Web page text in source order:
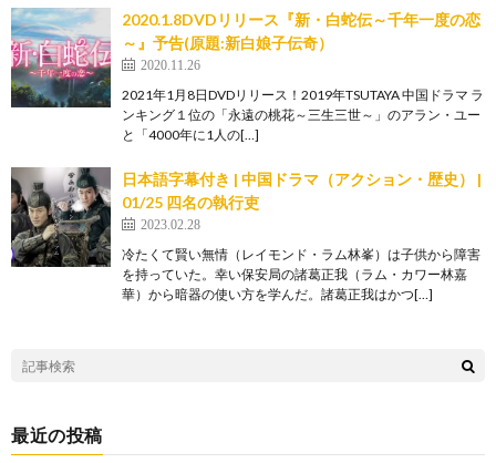
2020.1.8DVDリリース『新・白蛇伝～千年一度の恋
～』予告(原題:新白娘子伝奇）
2020.11.26
2021年1月8日DVDリリース！2019年TSUTAYA 中国ドラマ ラ
ンキング１位の「永遠の桃花～三生三世～」のアラン・ユー
と「4000年に1人の[…]
日本語字幕付き | 中国ドラマ（アクション・歴史） |
01/25 四名の執行吏
2023.02.28
冷たくて賢い無情（レイモンド・ラム林峯）は子供から障害
を持っていた。幸い保安局の諸葛正我（ラム・カワー林嘉
華）から暗器の使い方を学んだ。諸葛正我はかつ[…]
最近の投稿